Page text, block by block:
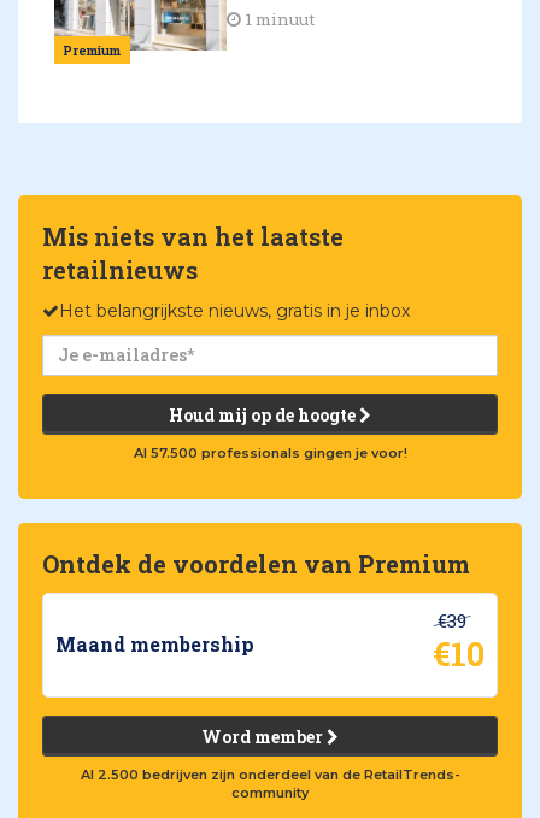
Premium
1 minuut
Mis niets van het laatste
retailnieuws
Het belangrijkste nieuws, gratis in je inbox
Houd mij op de hoogte
Al 57.500 professionals gingen je voor!
Ontdek de voordelen van Premium
Maand membership
€39
€10
Word member
Al 2.500 bedrijven zijn onderdeel van de RetailTrends-
community